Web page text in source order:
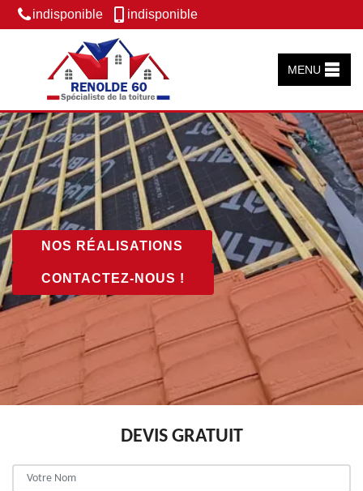
indisponible indisponible
MENU
NOS RÉALISATIONS
CONTACTEZ-NOUS !
DEVIS GRATUIT